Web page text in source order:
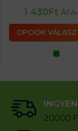
1 430Ft
OPCIÓK
20000